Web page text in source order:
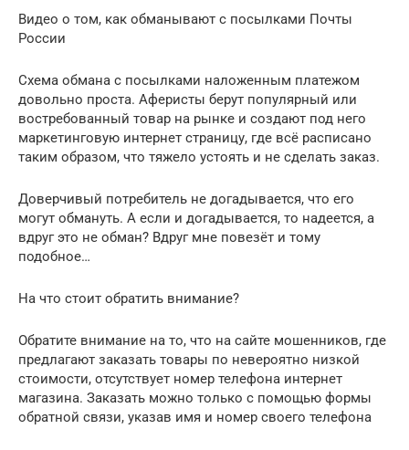
Видео о том, как обманывают с посылками Почты
России
Схема обмана с посылками наложенным платежом
довольно проста. Аферисты берут популярный или
востребованный товар на рынке и создают под него
маркетинговую интернет страницу, где всё расписано
таким образом, что тяжело устоять и не сделать заказ.
Доверчивый потребитель не догадывается, что его
могут обмануть. А если и догадывается, то надеется, а
вдруг это не обман? Вдруг мне повезёт и тому
подобное…
На что стоит обратить внимание?
Обратите внимание на то, что на сайте мошенников, где
предлагают заказать товары по невероятно низкой
стоимости, отсутствует номер телефона интернет
магазина. Заказать можно только с помощью формы
обратной связи, указав имя и номер своего телефона